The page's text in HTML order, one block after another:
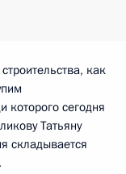
как
которого сегодня
Татьяну
складывается